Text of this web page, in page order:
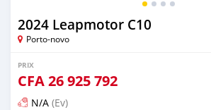
2024 Leapmotor C10
Porto-novo
PRIX
CFA26 925 792
N/A (Ev)